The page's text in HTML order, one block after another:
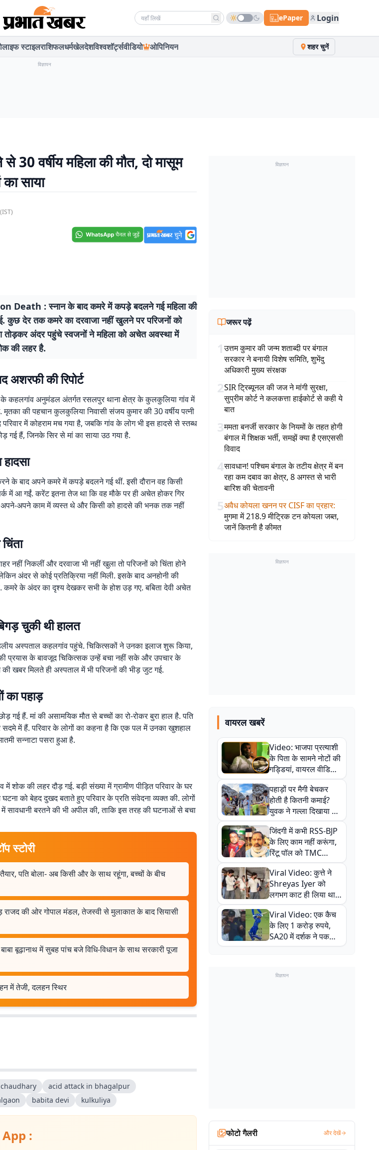
Search news ePaper Login
लाइफ स्टाइलराशिफलधर्मखेलदेशविश्वशॉर्ट्सवीडियो ओपिनियन शहर चुनें
विज्ञापन
वर्षीय महिला की मौत, दो मासूम
साया
: स्नान के बाद कमरे में कपड़े बदलने गई महिला की
कुछ देर तक कमरे का दरवाजा नहीं खुलने पर परिजनों को
तोड़कर अंदर पहुंचे स्वजनों ने महिला को अचेत अवस्था में
की लहर है.
की रिपोर्ट
अनुमंडल अंतर्गत रसलपुर थाना क्षेत्र के कुलकुलिया गांव में
की पहचान कुलकुलिया निवासी संजय कुमार की 30 वर्षीय पत्नी
में कोहराम मच गया है, जबकि गांव के लोग भी इस हादसे से स्तब्ध
गई हैं, जिनके सिर से मां का साया उठ गया है.
के बाद अपने कमरे में कपड़े बदलने गई थीं. इसी दौरान वह किसी
में आ गईं. करेंट इतना तेज था कि वह मौके पर ही अचेत होकर गिर
अपने काम में व्यस्त थे और किसी को हादसे की भनक तक नहीं
नहीं निकलीं और दरवाजा भी नहीं खुला तो परिजनों को चिंता होने
अंदर से कोई प्रतिक्रिया नहीं मिली. इसके बाद अनहोनी की
कमरे के अंदर का दृश्य देखकर सभी के होश उड़ गए. बबिता देवी अचेत
चुकी थी हालत
अस्पताल कहलगांव पहुंचे. चिकित्सकों ने उनका इलाज शुरू किया,
प्रयास के बावजूद चिकित्सक उन्हें बचा नहीं सके और उपचार के
की खबर मिलते ही अस्पताल में भी परिजनों की भीड़ जुट गई.
का पहाड़
गई हैं. मां की असामयिक मौत से बच्चों का रो-रोकर बुरा हाल है. पति
में हैं. परिवार के लोगों का कहना है कि एक पल में उनका खुशहाल
सन्नाटा पसरा हुआ है.
शोक की लहर दौड़ गई. बड़ी संख्या में ग्रामीण पीड़ित परिवार के घर
को बेहद दुखद बताते हुए परिवार के प्रति संवेदना व्यक्त की. लोगों
सावधानी बरतने की भी अपील की, ताकि इस तरह की घटनाओं से बचा
स्टोरी
पति बोला- अब किसी और के साथ रहूंगा, बच्चों के बीच
की ओर गोपाल मंडल, तेजस्वी से मुलाकात के बाद सियासी
बूढ़ानाथ में सुबह पांच बजे विधि-विधान के साथ सरकारी पूजा
में तेजी, दलहन स्थिर
acid attack in bhagalpur
babita devi kulkuliya
:
विज्ञापन
जरूर पढ़ें
1उत्तम कुमार की जन्म शताब्दी पर बंगाल
सरकार ने बनायी विशेष समिति, शुभेंदु
अधिकारी मुख्य संरक्षक
2SIR ट्रिब्यूनल की जज ने मांगी सुरक्षा,
सुप्रीम कोर्ट ने कलकत्ता हाईकोर्ट से कही ये
बात
3ममता बनर्जी सरकार के नियमों के तहत होगी
बंगाल में शिक्षक भर्ती, समझें क्या है एसएससी
विवाद
4सावधान! पश्चिम बंगाल के तटीय क्षेत्र में बन
रहा कम दबाव का क्षेत्र, 8 अगस्त से भारी
बारिश की चेतावनी
5अवैध कोयला खनन पर CISF का प्रहार:
मुगमा में 218.9 मीट्रिक टन कोयला जब्त,
जानें कितनी है कीमत
विज्ञापन
वायरल खबरें
Video: भाजपा प्रत्याशी
के पिता के सामने नोटों की
गड्डियां, वायरल वीडियो
से राजनीति में उबाल,
अजित महतो बोले- TMC
की गंदी चाल
पहाड़ों पर मैगी बेचकर
होती है कितनी कमाई?
युवक ने गल्ला दिखाया तो
नौकरी वालों के खड़े हो गए
कान
जिंदगी में कभी RSS-BJP
के लिए काम नहीं करूंगा,
रिंटू पॉल को TMC
ऑफिस में ले जाकर पीटा,
Video वायरल
Viral Video: कुत्ते ने
Shreyas Iyer को
लगभग काट ही लिया था,
न्यूजीलैंड सीरीज से पहले
बाल-बाल बचे
Viral Video: एक कैच
के लिए 1 करोड़ रुपये,
SA20 में दर्शक ने पकड़ा
एक हाथ से गजब का कैच
विज्ञापन
फोटो गैलरी और देखें